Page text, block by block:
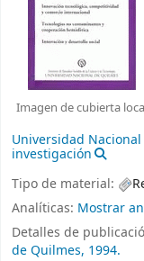
Imagen de cubierta
Universidad
investigación
Tipo de material:
Analíticas: Mostrar
Detalles de
de Quilmes, 1994.